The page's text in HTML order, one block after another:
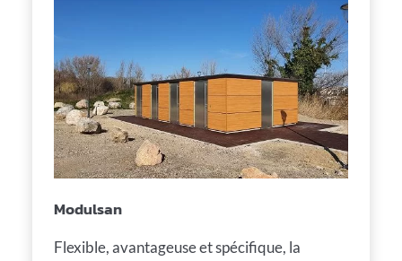
Modulsan
Flexible, avantageuse et spécifique, la